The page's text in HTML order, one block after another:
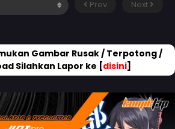
Prev Next
Gambar Rusak / Terpotong /
Silahkan Lapor ke [disini]